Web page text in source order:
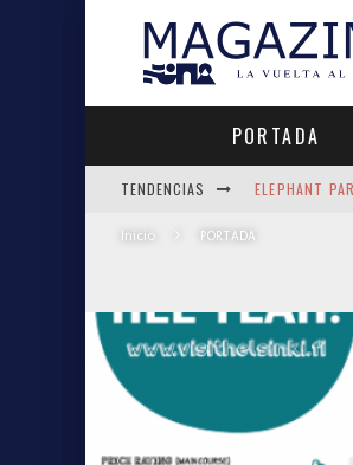
PORTADA
TENDENCIAS ELEPHANT
LAS AGUAS
SNORKEL
Inicio PORTADA